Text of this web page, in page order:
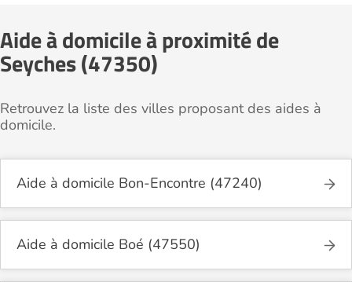
Aide à domicile à proximité de
Seyches (47350)
Retrouvez la liste des villes proposant des aides à
domicile.
Aide à domicile Bon-Encontre (47240)
Aide à domicile Boé (47550)